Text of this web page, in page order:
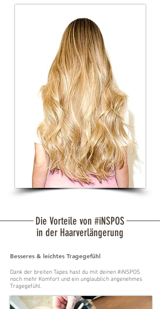
Die Vorteile von #iNSPOS
in der Haarverlängerung
Besseres & leichtes Tragegefühl
Dank der breiten Tapes hast du mit deinen #iNSPOS
noch mehr Komfort und ein unglaublich angenehmes
Tragegefühl.